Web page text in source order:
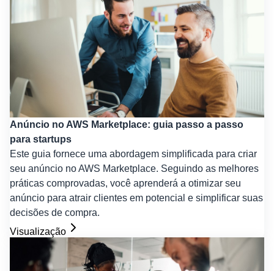
Anúncio no AWS Marketplace: guia passo a passo
para startups
Este guia fornece uma abordagem simplificada para criar
seu anúncio no AWS Marketplace. Seguindo as melhores
práticas comprovadas, você aprenderá a otimizar seu
anúncio para atrair clientes em potencial e simplificar suas
decisões de compra.
Visualização